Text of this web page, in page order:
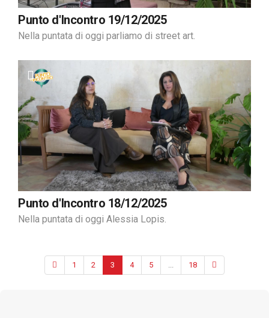
Punto d'Incontro 19/12/2025
Nella puntata di oggi parliamo di street art.
Punto d'Incontro 18/12/2025
Nella puntata di oggi Alessia Lopis.
1 2 3 4 5 ... 18